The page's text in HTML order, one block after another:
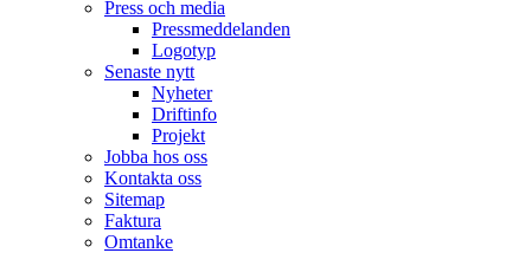
Press och media
Pressmeddelanden
Logotyp
Senaste nytt
Nyheter
Driftinfo
Projekt
Jobba hos oss
Kontakta oss
Sitemap
Faktura
Omtanke